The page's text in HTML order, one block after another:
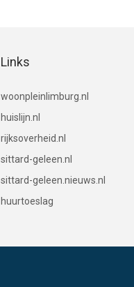
Links
woonpleinlimburg.nl(link naar
huislijn.nl(link naar landelijke
rijksoverheid.nl(informatie
sittard-geleen.nl(officiële
sittard-geleen.nieuws.nl
huurtoeslag(informatie van